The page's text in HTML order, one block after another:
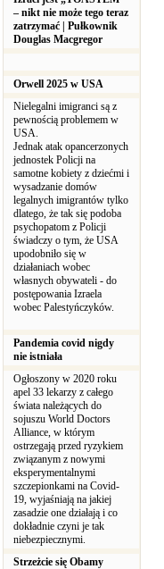
– nikt nie może tego teraz
zatrzymać | Pułkownik
Douglas Macgregor
Orwell 2025 w USA
Nielegalni imigranci są z
pewnością problemem w
USA.
Jednak atak opancerzonych
jednostek Policji na
samotne kobiety z dziećmi i
wysadzanie domów
legalnych imigrantów tylko
dlatego, że tak się podoba
psychopatom z Policji
świadczy o tym, że USA
upodobniło się w
działaniach wobec
własnych obywateli - do
postępowania Izraela
wobec Palestyńczyków.
Pandemia covid nigdy
nie istniała
Ogłoszony w 2020 roku
apel 33 lekarzy z całego
świata należących do
sojuszu World Doctors
Alliance, w którym
ostrzegają przed ryzykiem
związanym z nowymi
eksperymentalnymi
szczepionkami na Covid-
19, wyjaśniają na jakiej
zasadzie one działają i co
dokładnie czyni je tak
niebezpiecznymi.
Strzeżcie się Obamy